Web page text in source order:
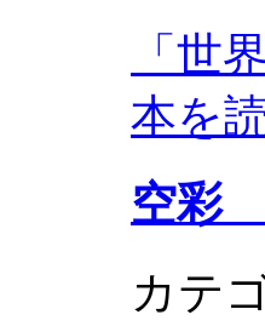
「世
本を
空彩
カテ